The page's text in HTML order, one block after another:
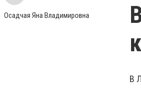
Осадчая Яна Владимировна
В